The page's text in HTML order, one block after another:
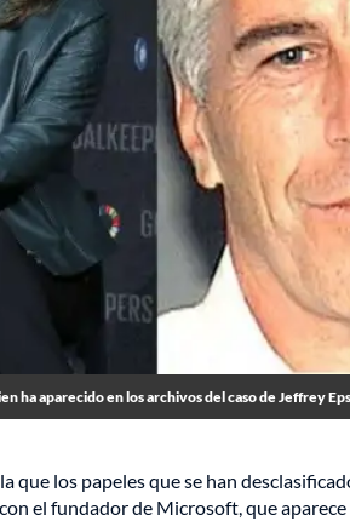
ha aparecido en los archivos del caso de Jeffrey
los papeles que se han
el fundador de Microsoft, que